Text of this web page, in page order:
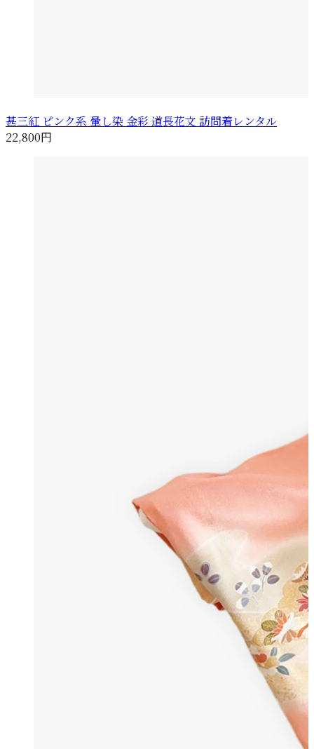
甚三紅 ピンク系 暈し染 金彩 道長花文 訪問着レンタル
22,800円